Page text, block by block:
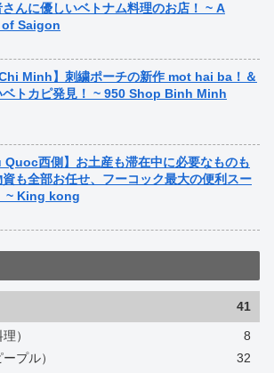
んに優しいベトナム料理のお店！ ~ A
Saigon
Chi Minh】刺繍ポーチの新作 mot hai ba！＆
ベトカピ発見！ ~ 950 Shop Binh Minh
Quoc西側】お土産も滞在中に必要なものも
も全部お任せ、フーコック最大の便利スー
~ King kong
41
）
8
プル）
32